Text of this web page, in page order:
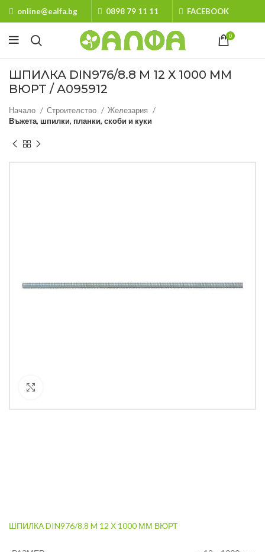
online@ealfa.bg 0898 79 11 11 FACEBOOK
0
ШПИЛКА DIN976/8.8 M 12 Х 1000 ММ
ВЮРТ / А095912
Начало Строителство
Железария
Въжета, шпилки, планки, скоби и куки
ШПИЛКА DIN976/8.8 M 12 Х 1000 ММ ВЮРТ